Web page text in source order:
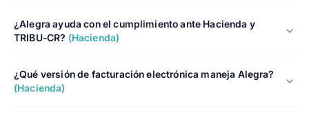
¿Alegra ayuda con el cumplimiento ante Hacienda y
TRIBU-CR? (Hacienda)
¿Qué versión de facturación electrónica maneja Alegra?
(Hacienda)